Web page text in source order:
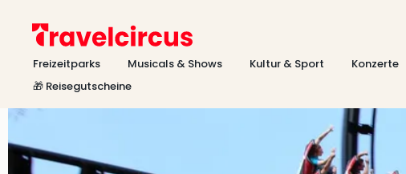
Freizeitparks Musicals & Shows Kultur & Sport Konzerte
🎁 Reisegutscheine